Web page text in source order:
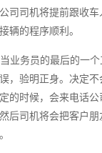
司司机将提前跟收
辆的程序顺利。
务员的最后的一个
，验明正身。决定
的时候，会来电话
后司机将会把客户